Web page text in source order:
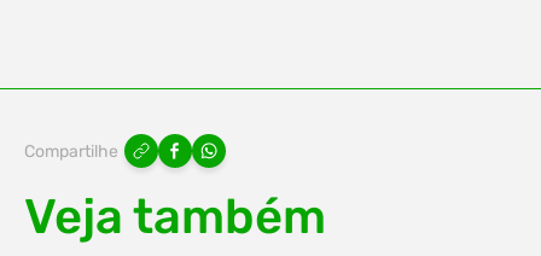
Compartilhe
Veja também